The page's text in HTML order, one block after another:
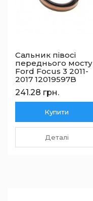
Сальник півосі
переднього мосту
Ford Focus 3 2011-
2017 12019597B
241.28 грн.
Купити
Деталі